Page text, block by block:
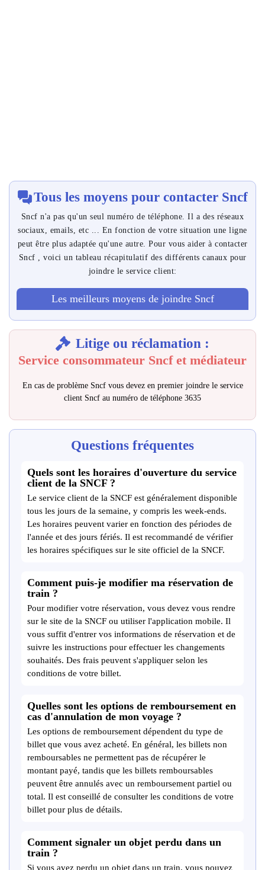
Tous les moyens pour contacter Sncf
Sncf n'a pas qu'un seul numéro de téléphone. Il a des réseaux
sociaux, emails, etc ... En fonction de votre situation une ligne
peut être plus adaptée qu'une autre. Pour vous aider à contacter
Sncf , voici un tableau récapitulatif des différents canaux pour
joindre le service client:
Les meilleurs moyens de joindre Sncf
Litige ou réclamation :
Service consommateur Sncf et médiateur
En cas de problème Sncf vous devez en premier joindre le service
client Sncf au numéro de téléphone 3635
Questions fréquentes
Quels sont les horaires d'ouverture du service
client de la SNCF ?
Le service client de la SNCF est généralement disponible
tous les jours de la semaine, y compris les week-ends.
Les horaires peuvent varier en fonction des périodes de
l'année et des jours fériés. Il est recommandé de vérifier
les horaires spécifiques sur le site officiel de la SNCF.
Comment puis-je modifier ma réservation de
train ?
Pour modifier votre réservation, vous devez vous rendre
sur le site de la SNCF ou utiliser l'application mobile. Il
vous suffit d'entrer vos informations de réservation et de
suivre les instructions pour effectuer les changements
souhaités. Des frais peuvent s'appliquer selon les
conditions de votre billet.
Quelles sont les options de remboursement en
cas d'annulation de mon voyage ?
Les options de remboursement dépendent du type de
billet que vous avez acheté. En général, les billets non
remboursables ne permettent pas de récupérer le
montant payé, tandis que les billets remboursables
peuvent être annulés avec un remboursement partiel ou
total. Il est conseillé de consulter les conditions de votre
billet pour plus de détails.
Comment signaler un objet perdu dans un
train ?
Si vous avez perdu un objet dans un train, vous pouvez